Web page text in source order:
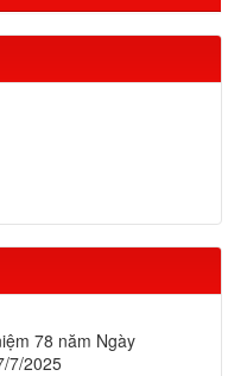
78 năm Ngày
7/2025